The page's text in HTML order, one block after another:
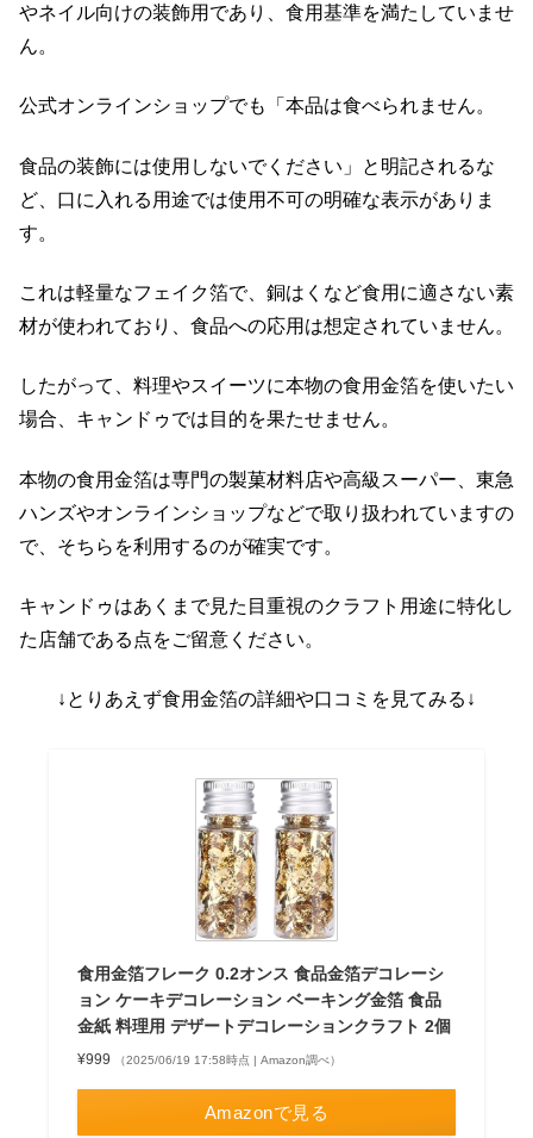
やネイル向けの装飾用であり、食用基準を満たしていませ
ん。
公式オンラインショップでも「本品は食べられません。
食品の装飾には使用しないでください」と明記されるな
ど、口に入れる用途では使用不可の明確な表示がありま
す。
これは軽量なフェイク箔で、銅はくなど食用に適さない素
材が使われており、食品への応用は想定されていません。
したがって、料理やスイーツに本物の食用金箔を使いたい
場合、キャンドゥでは目的を果たせません。
本物の食用金箔は専門の製菓材料店や高級スーパー、東急
ハンズやオンラインショップなどで取り扱われていますの
で、そちらを利用するのが確実です。
キャンドゥはあくまで見た目重視のクラフト用途に特化し
た店舗である点をご留意ください。
↓とりあえず食用金箔の詳細や口コミを見てみる↓
食用金箔フレーク 0.2オンス 食品金箔デコレーシ
ョン ケーキデコレーション ベーキング金箔 食品
金紙 料理用 デザートデコレーションクラフト 2個
¥999 （2025/06/19 17:58時点 | Amazon調べ）
Amazonで見る